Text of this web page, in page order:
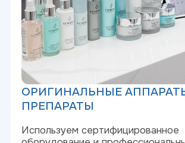
ВИДИМЫЙ РЕЗУЛЬТАТ БЕЗ
ЛИШНЕГО ОБЕЩАНИЯ